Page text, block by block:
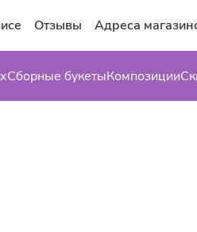
Отзывы Адреса
Сборные букетыКомпозиции